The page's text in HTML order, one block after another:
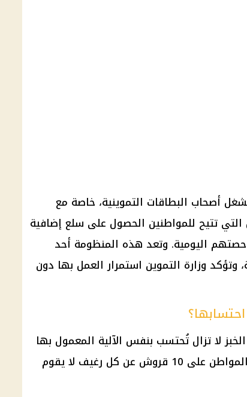
أصحاب البطاقات التموينية، خاصة مع
التي تتيح للمواطنين الحصول على سلع إضافية
اليومية. وتعد هذه المنظومة أحد
وتؤكد وزارة التموين استمرار العمل بها دون
لا تزال تُحتسب بنفس الآلية المعمول بها
منذ إطلاق المنظومة، حيث يحصل المواطن على 10 قروش عن كل رغيف لا يقوم